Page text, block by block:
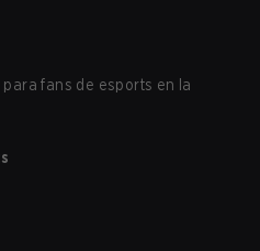
para fans de esports en la